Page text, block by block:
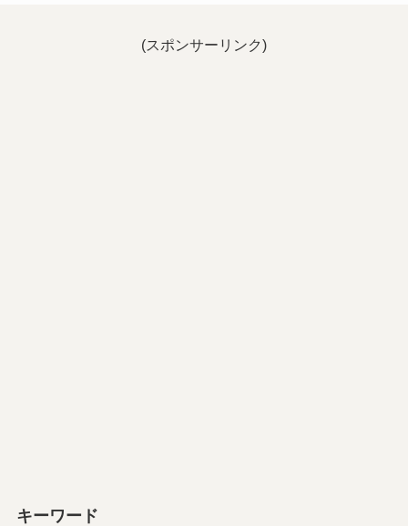
(スポンサーリンク)
キーワード